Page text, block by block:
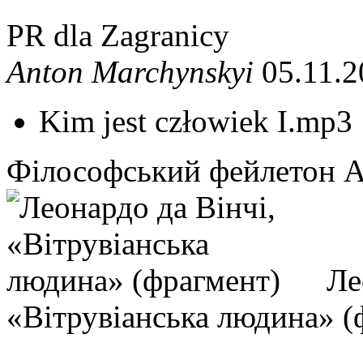
PR dla Zagranicy
Anton Marchynskyi
Kim jest człowiek I.mp3
Філософський фейлетон
«Вітрувіанська людина»